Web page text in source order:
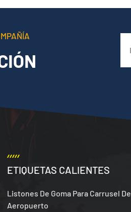
ETIQUETAS CALIENTES
Listones De Goma Para Carrusel De
Aeropuerto